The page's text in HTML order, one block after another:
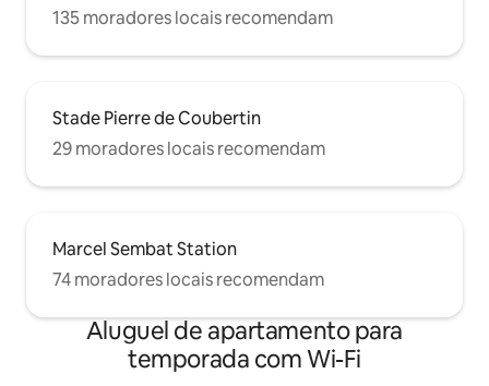
135 moradores locais recomendam
Stade Pierre de Coubertin
29 moradores locais recomendam
Marcel Sembat Station
74 moradores locais recomendam
Aluguel de apartamento para
temporada com Wi-Fi